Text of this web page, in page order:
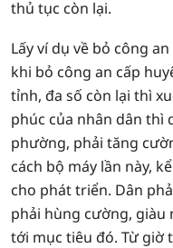
thủ tục còn lại.
Lấy ví dụ về bỏ công
khi bỏ công an cấp
tỉnh, đa số còn lại thì
phúc của nhân dân thì
phường, phải tăng
cách bộ máy lần này,
cho phát triển. Dân
phải hùng cường, giàu
tới mục tiêu đó. Từ giờ